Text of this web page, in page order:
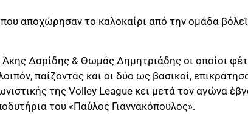
αποχώρησαν το καλοκαίρι από την ομάδα
Δαρίδης & Θωμάς Δημητριάδης οι οποίοι
παίζοντας και οι δύο ως βασικοί,
της Volley League κει μετά τον αγώνα
του «Παύλος Γιαννακόπουλος».